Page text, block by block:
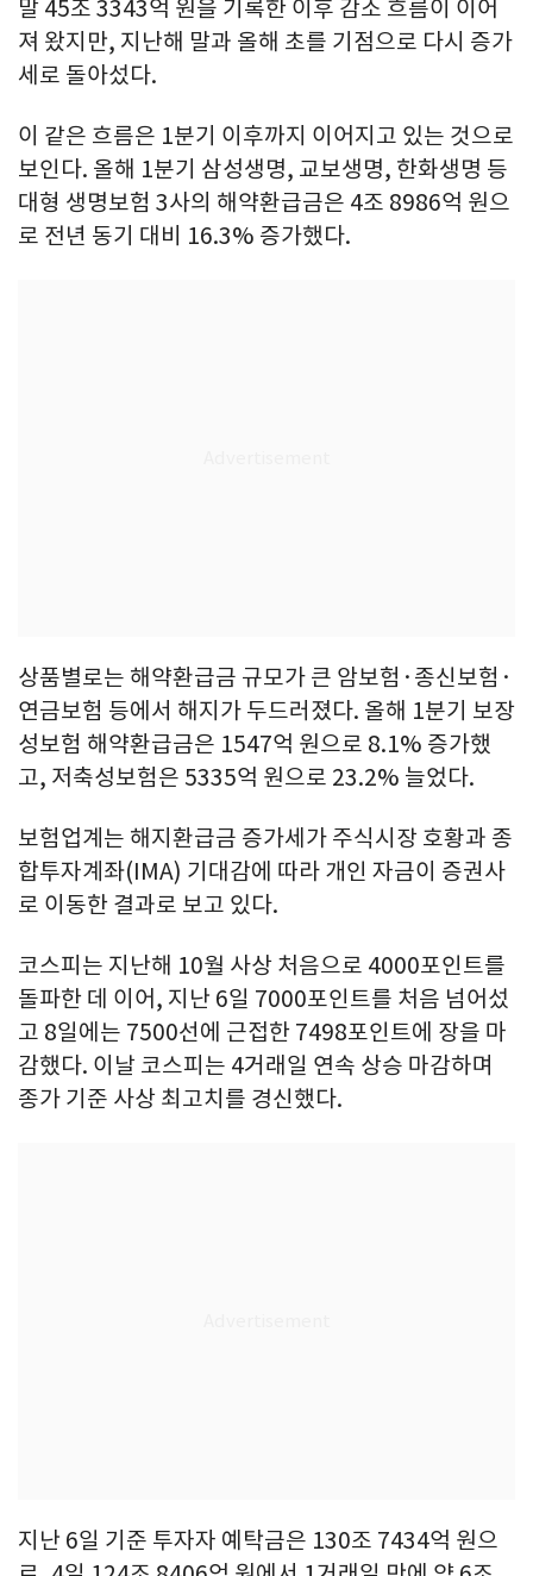
말 45조 3343억 원을 기록한 이후 감소 흐름이 이어
져 왔지만, 지난해 말과 올해 초를 기점으로 다시 증가
세로 돌아섰다.
이 같은 흐름은 1분기 이후까지 이어지고 있는 것으로
보인다. 올해 1분기 삼성생명, 교보생명, 한화생명 등
대형 생명보험 3사의 해약환급금은 4조 8986억 원으
로 전년 동기 대비 16.3% 증가했다.
상품별로는 해약환급금 규모가 큰 암보험·종신보험·
연금보험 등에서 해지가 두드러졌다. 올해 1분기 보장
성보험 해약환급금은 1547억 원으로 8.1% 증가했
고, 저축성보험은 5335억 원으로 23.2% 늘었다.
보험업계는 해지환급금 증가세가 주식시장 호황과 종
합투자계좌(IMA) 기대감에 따라 개인 자금이 증권사
로 이동한 결과로 보고 있다.
코스피는 지난해 10월 사상 처음으로 4000포인트를
돌파한 데 이어, 지난 6일 7000포인트를 처음 넘어섰
고 8일에는 7500선에 근접한 7498포인트에 장을 마
감했다. 이날 코스피는 4거래일 연속 상승 마감하며
종가 기준 사상 최고치를 경신했다.
지난 6일 기준 투자자 예탁금은 130조 7434억 원으